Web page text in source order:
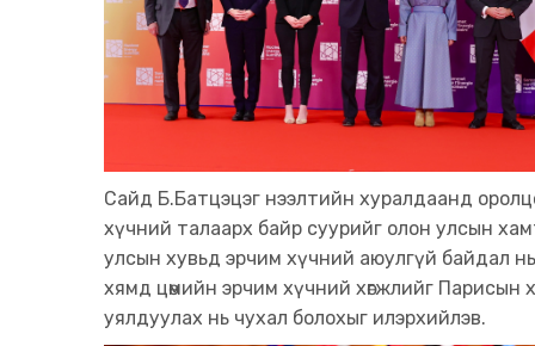
Сайд Б.Батцэцэг нээлтийн хуралдаанд
хүчний талаарх байр суурийг олон улсын
улсын хувьд эрчим хүчний аюулгүй байдал
хямд цөмийн эрчим хүчний хөгжлийг
уялдуулах нь чухал болохыг илэрхийлэв.